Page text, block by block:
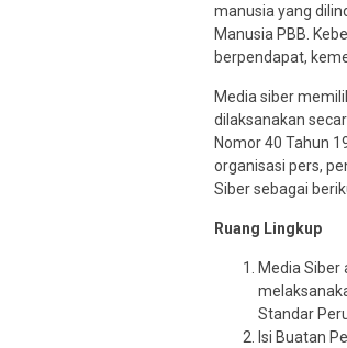
manusia yang
Manusia PBB.
berpendapat,
Media siber
dilaksanakan
Nomor 40 Tahun
organisasi pers,
Siber sebagai
Ruang Lingkup
Media
Standar
Isi Buatan